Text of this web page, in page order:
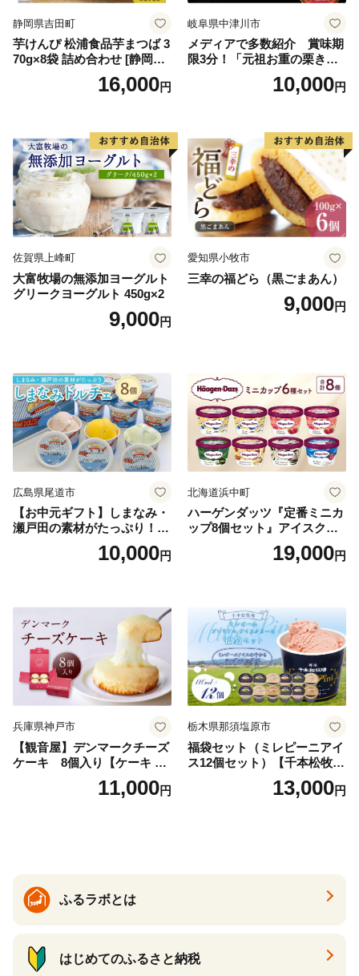
イン
静岡県吉田町
芋けんぴ 松浦食品芋まつば 3
70g×8袋 詰め合わせ [静岡伊
勢丹(松浦食品) 静岡県 吉田町
22424274] 芋ケンピ セット
16,000円
岐阜県中津川市
メディアで多数紹介 賞味期
限3分！「元祖お重の栗きん
とんモンブラン」 【未来の
ご褒美】スイーツ 栗 モンブ
子 菓子 F4N-2298
10,000円
佐賀県上峰町
大富牧場の無添加ヨーグルト
グリークヨーグルト 450g×2
9,000円
愛知県小牧市
三幸の福どら（黒ごまあん）
9,000円
広島県尾道市
【お中元ギフト】しまなみ・
瀬戸田の素材がたっぷり！ジ
10,000円
北海道浜中町
ハーゲンダッツ『定番ミニカ
ップ8個セット』アイスクリ
ーム アイス スイーツ デザー
19,000円
兵庫県神戸市
【観音屋】デンマークチーズ
ケーキ 8個入り【ケーキ チ
ーズケーキ 人気スイーツ お
すすめスイーツ 神戸スイー
11,000円
栃木県那須塩原市
福袋セット（ミレピーニアイ
ス12個セット）【千本松牧
場】 ns025-014-12 【デザー
ト 詰め合わせ ギフト】
13,000円
ふるラボとは
はじめてのふるさと納税